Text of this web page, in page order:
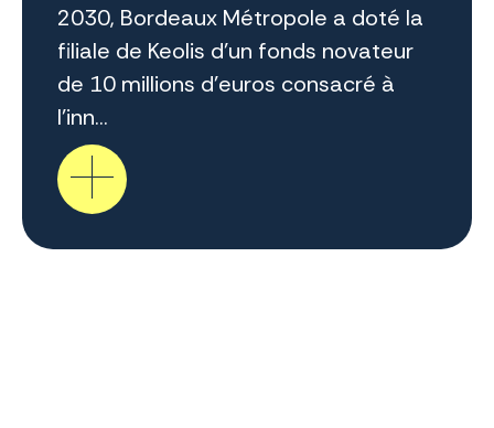
2030, Bordeaux Métropole a doté la
filiale de Keolis d’un fonds novateur
de 10 millions d’euros consacré à
l’inn...